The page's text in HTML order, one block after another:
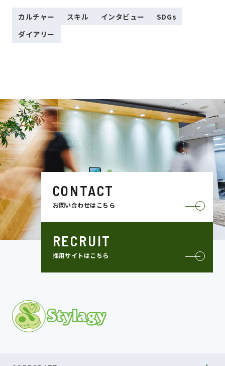
カルチャー スキル インタビュー
SDGs
ダイアリー
CONTACT
お問い合わせはこちら
RECRUIT
採用サイトはこちら